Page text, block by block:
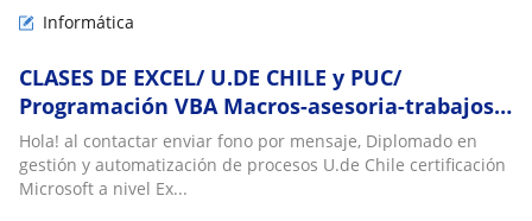
Informática
CLASES DE EXCEL/ U.DE CHILE y PUC/
Programación VBA Macros-asesoria-trabajos-
power bi-power query
Hola! al contactar enviar fono por mensaje, Diplomado en
gestión y automatización de procesos U.de Chile certificación
Microsoft a nivel Ex...